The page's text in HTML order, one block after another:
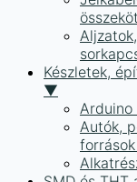
Készletek,
▼
Arduino
Autók,